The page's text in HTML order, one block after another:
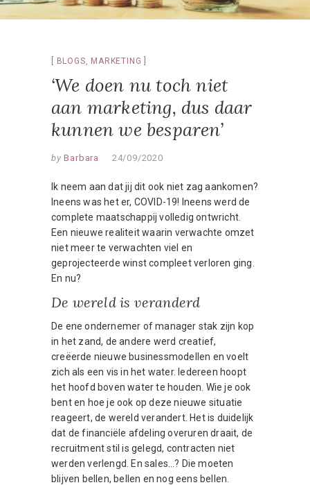
BLOGS, MARKETING
‘We doen nu toch niet
aan marketing, dus daar
kunnen we besparen’
by Barbara 24/09/2020
Ik neem aan dat jij dit ook niet zag aankomen?
Ineens was het er, COVID-19! Ineens werd de
complete maatschappij volledig ontwricht.
Een nieuwe realiteit waarin verwachte omzet
niet meer te verwachten viel en
geprojecteerde winst compleet verloren ging.
En nu?
De wereld is veranderd
De ene ondernemer of manager stak zijn kop
in het zand, de andere werd creatief,
creëerde nieuwe businessmodellen en voelt
zich als een vis in het water. Iedereen hoopt
het hoofd boven water te houden. Wie je ook
bent en hoe je ook op deze nieuwe situatie
reageert, de wereld verandert. Het is duidelijk
dat de financiële afdeling overuren draait, de
recruitment stil is gelegd, contracten niet
werden verlengd. En sales…? Die moeten
blijven bellen, bellen en nog eens bellen.